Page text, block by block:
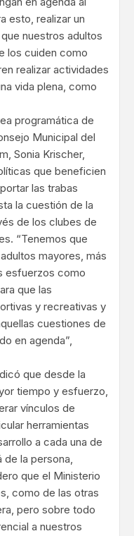
esto, realizar un
nuestros adultos
los cuiden como
realizar actividades
vida plena, como
programática de
Municipal del
Sonia Krischer,
que beneficien
las trabas
la cuestión de la
de los clubes de
“Tenemos que
mayores, más
esfuerzos como
que las
y recreativas y
cuestiones de
en agenda”,
que desde la
tiempo y esfuerzo,
vínculos de
herramientas
a cada una de
de la persona,
que el Ministerio
como de las otras
pero sobre todo
a nuestros